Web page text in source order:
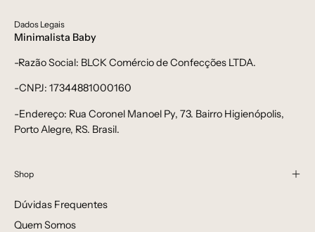
Dados Legais
Minimalista Baby
-Razão Social: BLCK Comércio de Confecções LTDA.
-CNPJ: 17344881000160
-Endereço: Rua Coronel Manoel Py, 73. Bairro Higienópolis,
Porto Alegre, RS. Brasil.
Shop
Dúvidas Frequentes
Quem Somos